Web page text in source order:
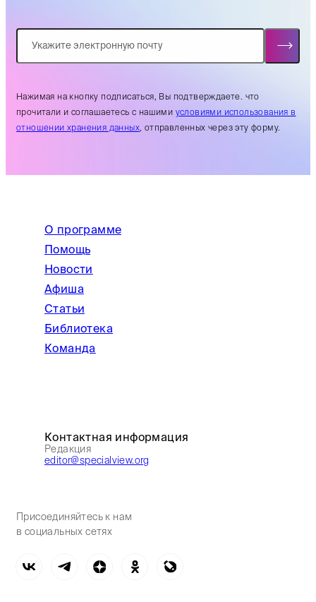
Нажимая на кнопку подписаться, Вы подтверждаете. что
прочитали и соглашаетесь с нашими условиями использования в
отношении хранения данных, отправленных через эту форму.
О программе
Помощь
Новости
Афиша
Статьи
Библиотека
Команда
Контактная информация
Редакция
editor@specialview.org
Присоединяйтесь к нам
в социальных сетях